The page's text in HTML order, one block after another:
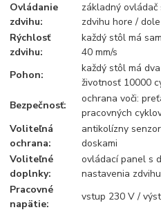
Ovládanie
zdvihu:
základný
zdvihu hore / dole
Rýchlosť
zdvihu:
každý stôl má
40 mm/s
Pohon:
každý stôl má
životnosť 10000
Bezpečnosť:
ochrana voči:
pracovných
Voliteľná
ochrana:
antikolízny
doskami
Voliteľné
doplnky:
ovládací panel s
nastavenia zdvihu
Pracovné
napätie:
vstup 230 V /